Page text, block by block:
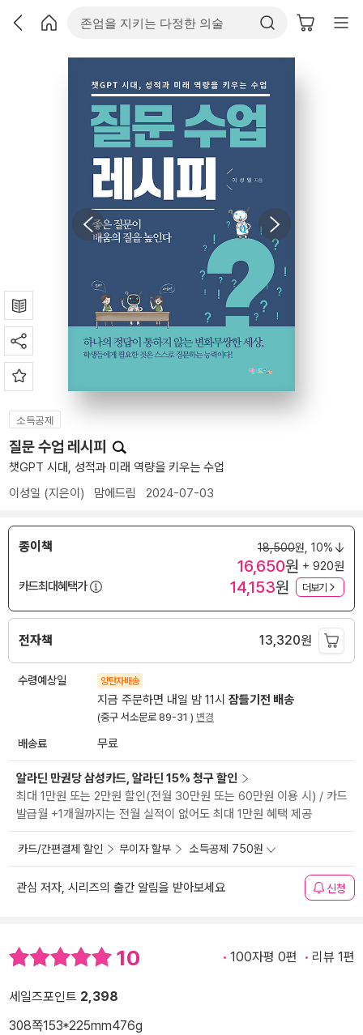
소득공제
질문 수업 레시피
챗GPT 시대, 성적과 미래 역량을 키우는 수업
이성일 (지은이) 맘에드림 2024-07-03
종이책 18,500원, 10%
16,650원 + 920원
카드최대혜택가
14,153원 더보기
전자책 13,320원
수령예상일 양탄자배송
지금 주문하면 내일 밤 11시 잠들기전 배송
(중구 서소문로 89-31 ) 변경
배송료 무료
알라딘 만권당 삼성카드, 알라딘 15% 청구 할인
최대 1만원 또는 2만원 할인(전월 30만원 또는 60만원 이용 시) / 카드
발급월 +1개월까지는 전월 실적이 없어도 최대 1만원 혜택 제공
카드/간편결제 할인 무이자 할부 소득공제 750원
관심 저자, 시리즈의 출간 알림을 받아보세요 신청
10 100자평 0편 리뷰 1편
세일즈포인트 2,398
308쪽153*225mm476g